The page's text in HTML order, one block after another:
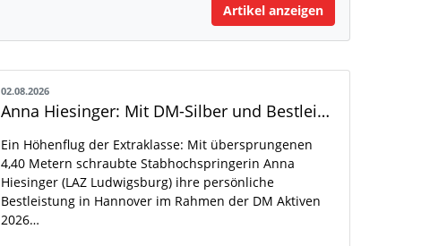
Artikel anzeigen
02.08.2026
Anna Hiesinger: Mit DM-Silber und Bestleistung zur U20-WM
Ein Höhenflug der Extraklasse: Mit übersprungenen
4,40 Metern schraubte Stabhochspringerin Anna
Hiesinger (LAZ Ludwigsburg) ihre persönliche
Bestleistung in Hannover im Rahmen der DM Aktiven
2026…